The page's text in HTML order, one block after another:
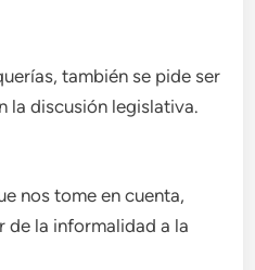
también se pide ser
la discusión legislativa.
nos tome en cuenta,
de la informalidad a la